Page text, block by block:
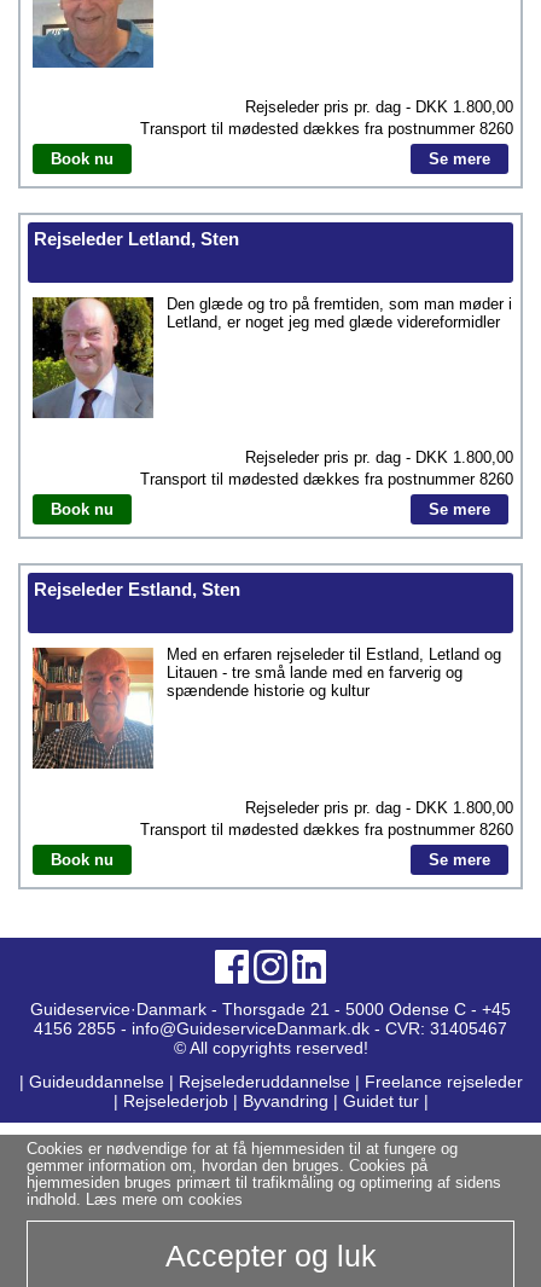
Rejseleder pris pr. dag - DKK 1.800,00
Transport til mødested dækkes fra postnummer 8260
Book nu
Se mere
Rejseleder Letland, Sten
Den glæde og tro på fremtiden, som man møder i
Letland, er noget jeg med glæde videreformidler
Rejseleder pris pr. dag - DKK 1.800,00
Transport til mødested dækkes fra postnummer 8260
Book nu
Se mere
Rejseleder Estland, Sten
Med en erfaren rejseleder til Estland, Letland og
Litauen - tre små lande med en farverig og
spændende historie og kultur
Rejseleder pris pr. dag - DKK 1.800,00
Transport til mødested dækkes fra postnummer 8260
Book nu
Se mere
Guideservice·Danmark - Thorsgade 21 - 5000 Odense C - +45
4156 2855 - info@GuideserviceDanmark.dk - CVR: 31405467
© All copyrights reserved!
| Guideuddannelse | Rejselederuddannelse | Freelance rejseleder
| Rejselederjob| Byvandring | Guidet tur|
Cookies er nødvendige for at få hjemmesiden til at fungere og
gemmer information om, hvordan den bruges. Cookies på
hjemmesiden bruges primært til trafikmåling og optimering af sidens
indhold. Læs mere om cookies
Accepter og luk